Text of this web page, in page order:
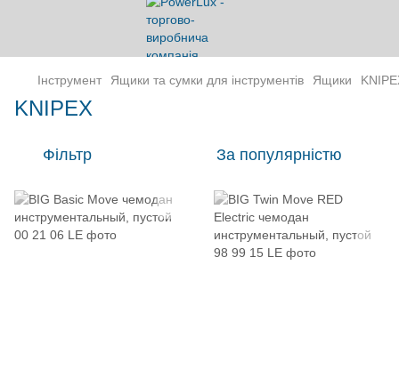
Інструмент Ящики та сумки для інструментів Ящики
KNIPEX
Фільтр За популярністю